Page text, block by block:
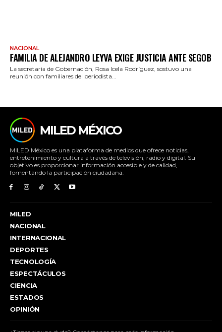
NACIONAL
FAMILIA DE ALEJANDRO LEYVA EXIGE JUSTICIA ANTE SEGOB
La secretaria de Gobernación, Rosa Icela Rodríguez, sostuvo una
reunión con familiares del periodista...
MILED MÉXICO
MILED México es una plataforma de medios que ofrece noticias,
entretenimiento y cultura a través de televisión, radio y digital. Su
objetivo es proporcionar información accesible y de calidad,
fomentando la participación ciudadana.
MILED
NACIONAL
INTERNACIONAL
DEPORTES
TECNOLOGÍA
ESPECTÁCULOS
CIENCIA
ESTADOS
OPINIÓN